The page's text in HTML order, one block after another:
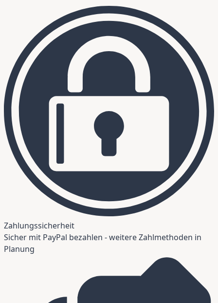
Zahlungssicherheit
Sicher mit PayPal bezahlen - weitere Zahlmethoden in
Planung